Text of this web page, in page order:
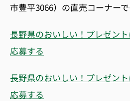
市豊平3066）の直売コーナーで
長野県のおいしい！プレゼン
応募する
長野県のおいしい！プレゼン
応募する